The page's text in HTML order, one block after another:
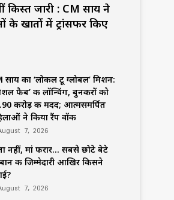
किस्त जारी : CM साय ने
के खातों में ट्रांसफर किए
साय का ‘लोकल टू ग्लोबल’ मिशन:
फैब’ की लॉन्चिंग, बुनकरों को
करोड़ की मदद; आत्मसमर्पित
ने किया रैंप वॉक
7, 2026
नहीं, मां फरार… सबसे छोटे बेटे
की जिम्मेदारी आखिर किसने
7, 2026